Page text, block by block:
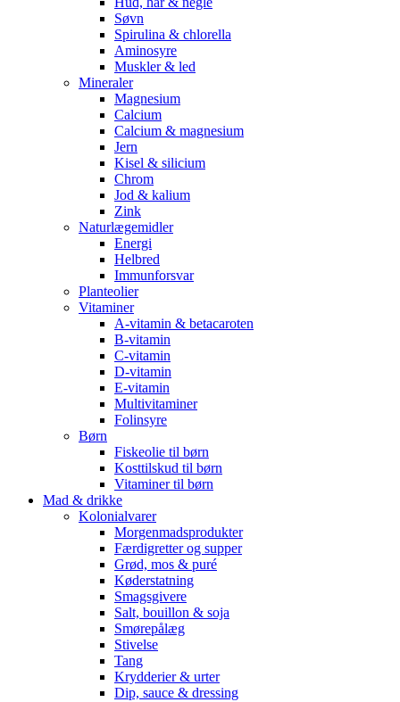
Søvn
Spirulina & chlorella
Aminosyre
Muskler & led
Mineraler
Magnesium
Calcium
Calcium & magnesium
Jern
Kisel & silicium
Chrom
Jod & kalium
Zink
Naturlægemidler
Energi
Helbred
Immunforsvar
Planteolier
Vitaminer
A-vitamin & betacaroten
B-vitamin
C-vitamin
D-vitamin
E-vitamin
Multivitaminer
Folinsyre
Børn
Fiskeolie til børn
Kosttilskud til børn
Vitaminer til børn
Mad & drikke
Kolonialvarer
Morgenmadsprodukter
Færdigretter og supper
Grød, mos & puré
Køderstatning
Smagsgivere
Salt, bouillon & soja
Smørepålæg
Stivelse
Tang
Krydderier & urter
Dip, sauce & dressing